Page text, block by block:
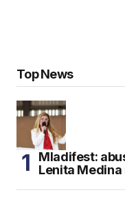
Top News
Mladifest:
Lenita